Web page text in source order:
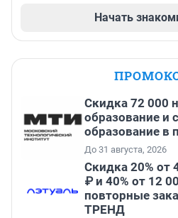
Начать
Скидка 72 000
образование и
образование в
До 31 августа, 2026
Скидка 20% от
₽ и 40% от 12
повторные
ТРЕНД